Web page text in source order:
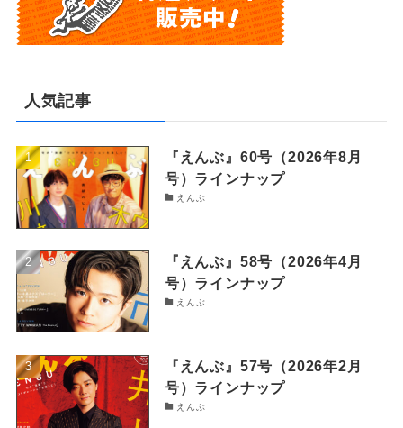
人気記事
『えんぶ』60号（2026年8月
号）ラインナップ
えんぶ
『えんぶ』58号（2026年4月
号）ラインナップ
えんぶ
『えんぶ』57号（2026年2月
号）ラインナップ
えんぶ